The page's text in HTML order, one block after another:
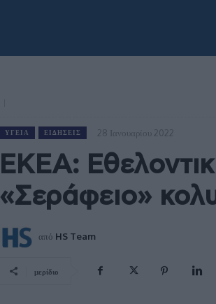
ΥΓΕΊΑ ΕΙΔΉΣΕΙΣ 28 Ιανουαρίου 2022
ΕΚΕΑ:
«Σεράφειο»
από HS Team
μερίδιο